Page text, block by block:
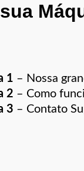
sua
1 – Nossa
2 – Como
3 – Contato